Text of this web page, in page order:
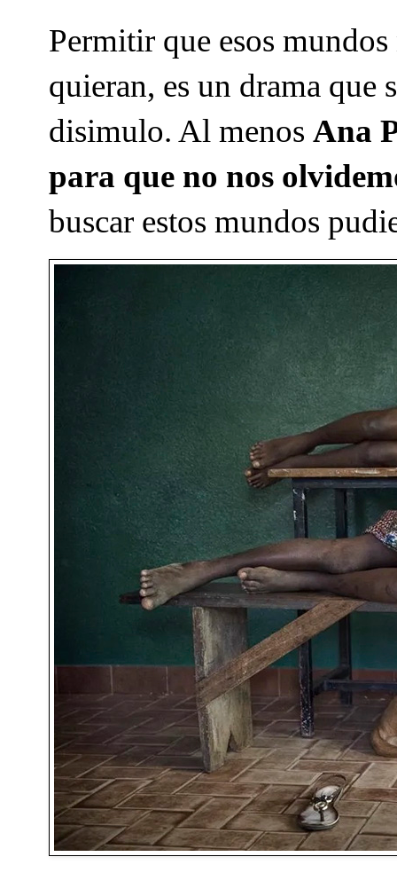
Permitir que esos
quieran, es un drama que
disimulo. Al menos Ana
para que no nos
buscar estos mundos